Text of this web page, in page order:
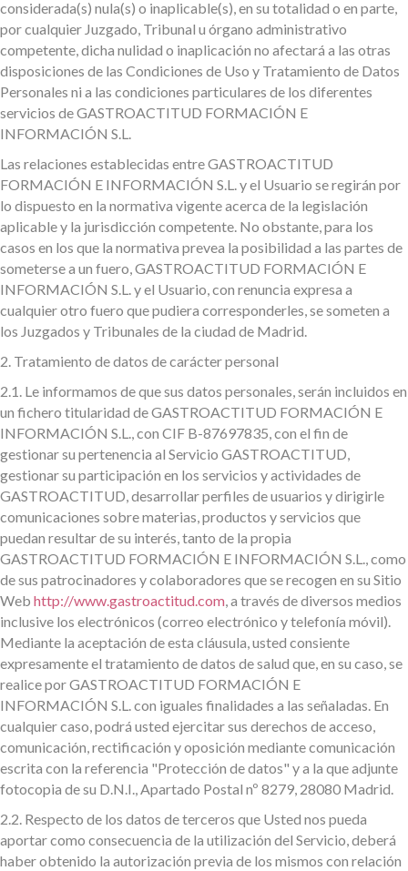
considerada(s) nula(s) o inaplicable(s), en su totalidad o en parte,
por cualquier Juzgado, Tribunal u órgano administrativo
competente, dicha nulidad o inaplicación no afectará a las otras
disposiciones de las Condiciones de Uso y Tratamiento de Datos
Personales ni a las condiciones particulares de los diferentes
servicios de GASTROACTITUD FORMACIÓN E
INFORMACIÓN S.L.
Las relaciones establecidas entre GASTROACTITUD
FORMACIÓN E INFORMACIÓN S.L. y el Usuario se regirán por
lo dispuesto en la normativa vigente acerca de la legislación
aplicable y la jurisdicción competente. No obstante, para los
casos en los que la normativa prevea la posibilidad a las partes de
someterse a un fuero, GASTROACTITUD FORMACIÓN E
INFORMACIÓN S.L. y el Usuario, con renuncia expresa a
cualquier otro fuero que pudiera corresponderles, se someten a
los Juzgados y Tribunales de la ciudad de Madrid.
2. Tratamiento de datos de carácter personal
2.1. Le informamos de que sus datos personales, serán incluidos en
un fichero titularidad de GASTROACTITUD FORMACIÓN E
INFORMACIÓN S.L., con CIF B-87697835, con el fin de
gestionar su pertenencia al Servicio GASTROACTITUD,
gestionar su participación en los servicios y actividades de
GASTROACTITUD, desarrollar perfiles de usuarios y dirigirle
comunicaciones sobre materias, productos y servicios que
puedan resultar de su interés, tanto de la propia
GASTROACTITUD FORMACIÓN E INFORMACIÓN S.L., como
de sus patrocinadores y colaboradores que se recogen en su Sitio
Web http://www.gastroactitud.com , a través de diversos medios
inclusive los electrónicos (correo electrónico y telefonía móvil).
Mediante la aceptación de esta cláusula, usted consiente
expresamente el tratamiento de datos de salud que, en su caso, se
realice por GASTROACTITUD FORMACIÓN E
INFORMACIÓN S.L. con iguales finalidades a las señaladas. En
cualquier caso, podrá usted ejercitar sus derechos de acceso,
comunicación, rectificación y oposición mediante comunicación
escrita con la referencia "Protección de datos" y a la que adjunte
fotocopia de su D.N.I., Apartado Postal nº 8279, 28080 Madrid.
2.2. Respecto de los datos de terceros que Usted nos pueda
aportar como consecuencia de la utilización del Servicio, deberá
haber obtenido la autorización previa de los mismos con relación